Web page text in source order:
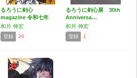
るろうに剣心
magazine 令和七年
夏…
和月 伸宏
登録 20
るろうに剣心展 30th
Anniversa…
和月 伸宏
登録 1